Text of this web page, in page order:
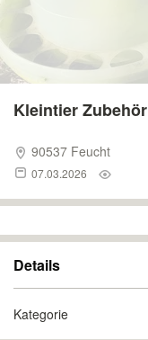
Kleintier Zubehör
90537 Feucht
07.03.2026
Details
Kategorie